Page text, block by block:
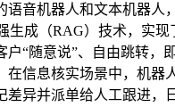
语音机器人和文本机器人
生成（RAG）技术，实现
户“随意说”、自由跳转，
在信息核实场景中，机器
差异并派单给人工跟进，